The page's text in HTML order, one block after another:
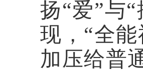
扬“爱”与
现，“全
加压给普